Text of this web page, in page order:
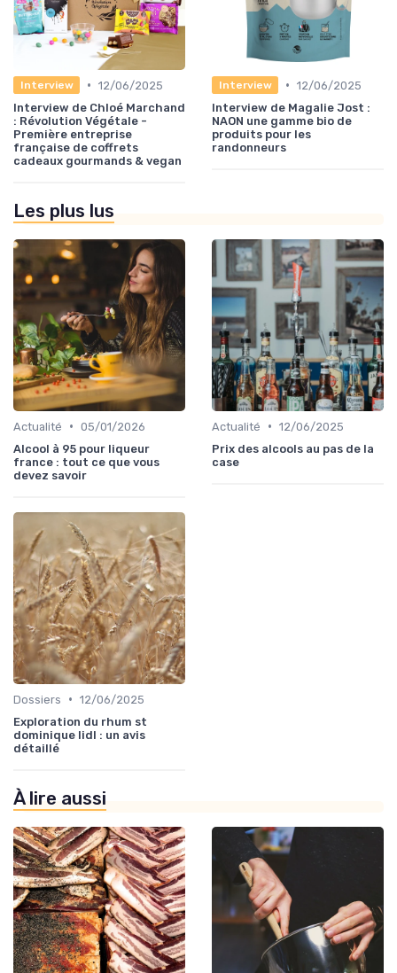
Interview • 12/06/2025
Interview de Chloé Marchand
: Révolution Végétale -
Première entreprise
française de coffrets
cadeaux gourmands & vegan
Interview • 12/06/2025
Interview de Magalie Jost :
NAON une gamme bio de
produits pour les
randonneurs
Les plus lus
Actualité • 05/01/2026
Alcool à 95 pour liqueur
france : tout ce que vous
devez savoir
Actualité • 12/06/2025
Prix des alcools au pas de la
case
Dossiers • 12/06/2025
Exploration du rhum st
dominique lidl : un avis
détaillé
À lire aussi